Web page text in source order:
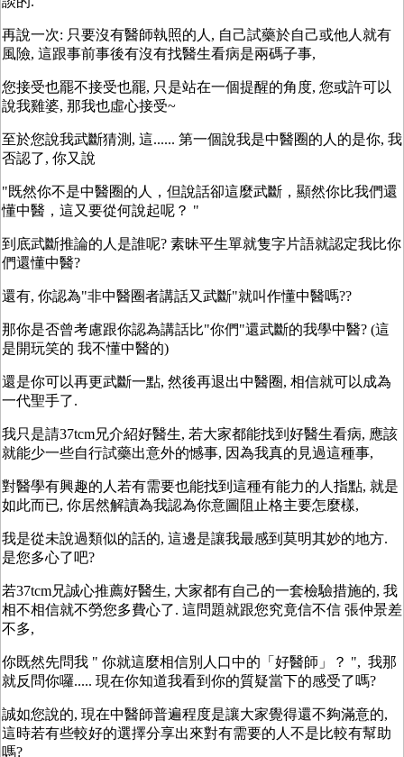
再說一次: 只要沒有醫師執照的人, 自己試藥於自己或他人就有
風險, 這跟事前事後有沒有找醫生看病是兩碼子事,
您接受也罷不接受也罷, 只是站在一個提醒的角度, 您或許可以
說我雞婆, 那我也虛心接受~
至於您說我武斷猜測, 這...... 第一個說我是中醫圈的人的是你, 我
否認了, 你又說
"既然你不是中醫圈的人，但說話卻這麼武斷，顯然你比我們還
懂中醫，這又要從何說起呢？ "
到底武斷推論的人是誰呢? 素昧平生單就隻字片語就認定我比你
們還懂中醫?
還有, 你認為"非中醫圈者講話又武斷"就叫作懂中醫嗎??
那你是否曾考慮跟你認為講話比"你們"還武斷的我學中醫? (這
是開玩笑的 我不懂中醫的)
還是你可以再更武斷一點, 然後再退出中醫圈, 相信就可以成為
一代聖手了.
我只是請37tcm兄介紹好醫生, 若大家都能找到好醫生看病, 應該
就能少一些自行試藥出意外的憾事, 因為我真的見過這種事,
對醫學有興趣的人若有需要也能找到這種有能力的人指點, 就是
如此而已, 你居然解讀為我認為你意圖阻止格主要怎麼樣,
我是從未說過類似的話的, 這邊是讓我最感到莫明其妙的地方.
是您多心了吧?
若37tcm兄誠心推薦好醫生, 大家都有自己的一套檢驗措施的, 我
相不相信就不勞您多費心了. 這問題就跟您究竟信不信 張仲景差
不多,
你既然先問我 " 你就這麼相信別人口中的「好醫師」？ ", 我那
就反問你囉..... 現在你知道我看到你的質疑當下的感受了嗎?
誠如您說的, 現在中醫師普遍程度是讓大家覺得還不夠滿意的,
這時若有些較好的選擇分享出來對有需要的人不是比較有幫助
嗎?